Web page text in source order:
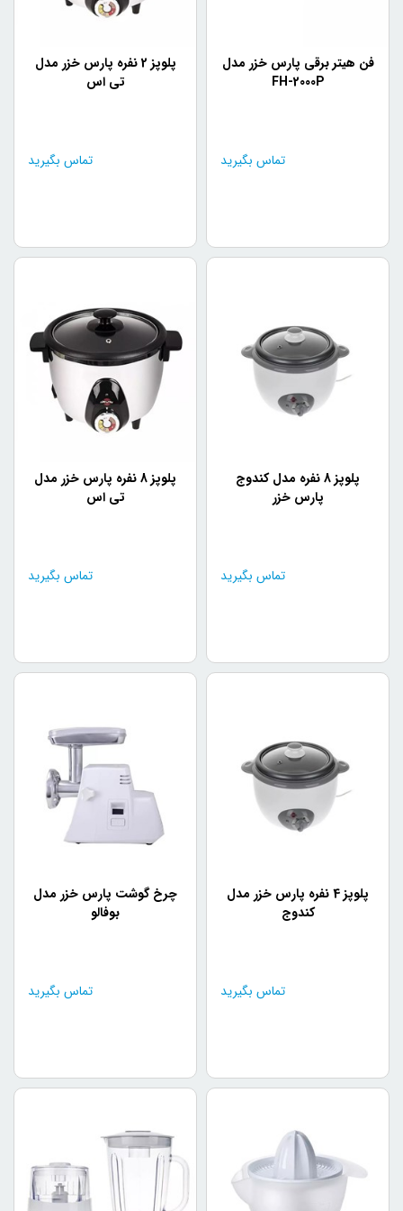
فن هیتر برقی پارس خزر مدل
FH-2000P
تماس بگیرید
پلوپز 2 نفره پارس خزر مدل
تی اس
تماس بگیرید
پلوپز 8 نفره مدل کندوج
پارس خزر
تماس بگیرید
پلوپز 8 نفره پارس خزر مدل
تی اس
تماس بگیرید
پلوپز 4 نفره پارس خزر مدل
کندوج
تماس بگیرید
چرخ گوشت پارس خزر مدل
بوفالو
تماس بگیرید